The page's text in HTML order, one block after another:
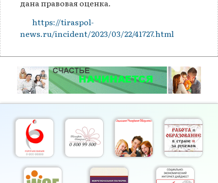
дана правовая оценка.
https://tiraspol-
news.ru/incident/2023/03/22/41727.html